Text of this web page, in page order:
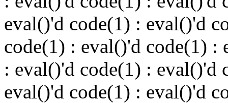
eval()'d code(1) : eval()'d
code(1) : eval()'d code(1) :
: eval()'d code(1) : eval()'d
eval()'d code(1) : eval()'d